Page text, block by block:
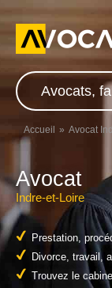
Avocats,
Accueil Avocat
Avocat
Indre-et-Loire
Prestation,
Divorce, travail,
Trouvez le